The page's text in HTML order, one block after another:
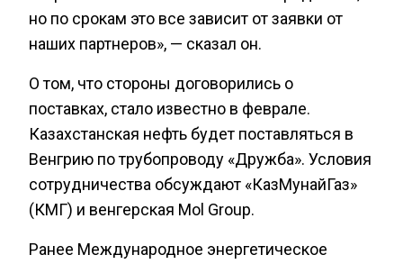
но по срокам это все зависит от заявки от
наших партнеров», — сказал он.
О том, что стороны договорились о
поставках, стало известно в феврале.
Казахстанская нефть будет поставляться в
Венгрию по трубопроводу «Дружба». Условия
сотрудничества обсуждают «КазМунайГаз»
(КМГ) и венгерская Мol Group.
Ранее Международное энергетическое